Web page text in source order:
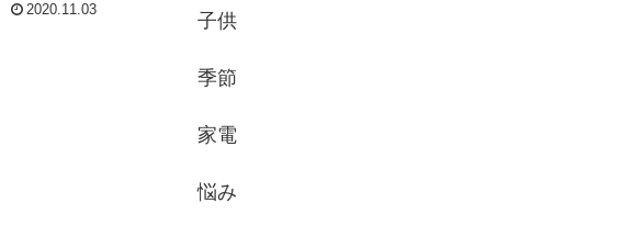
2020.11.03 子供
季節
家電
悩み